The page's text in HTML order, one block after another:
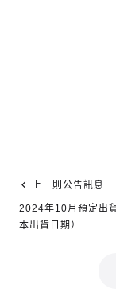
上一則公告訊息
2024年10月預定出貨
本出貨日期）